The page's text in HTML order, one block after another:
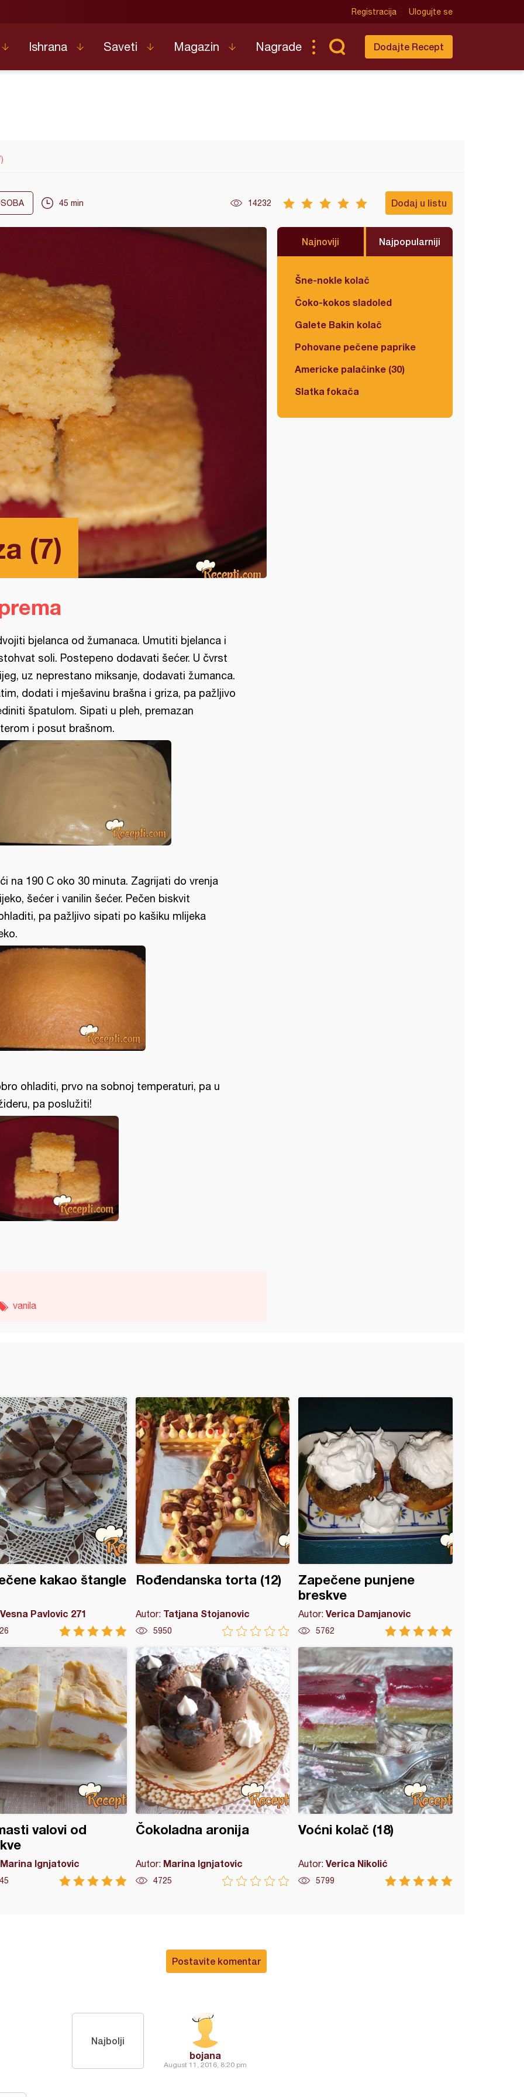
Registracija Ulogujte se
Ishrana Saveti Magazin Nagrade Dodajte Recept
45 min 14232 Dodaj u listu
(7)
Najnoviji Najpopularniji
Šne-nokle kolač
Čoko-kokos sladoled
Galete Bakin kolač
Pohovane pečene paprike
Americke palačinke (30)
Slatka fokača
bjelanca od žumanaca. Umutiti bjelanca i
soli. Postepeno dodavati šećer. U čvrst
uz neprestano miksanje, dodavati žumanca.
dodati i mješavinu brašna i griza, pa pažljivo
špatulom. Sipati u pleh, premazan
i posut brašnom.
na 190 C oko 30 minuta. Zagrijati do vrenja
šećer i vanilin šećer. Pečen biskvit
pa pažljivo sipati po kašiku mlijeka
ohladiti, prvo na sobnoj temperaturi, pa u
pa poslužiti!
vanila
kakao štangle
Vesna Pavlovic 271
Rođendanska torta (12)
Autor: Tatjana Stojanovic
5950
Zapečene punjene
breskve
Autor:Verica Damjanovic
5762
valovi od
Marina Ignjatovic
Čokoladna aronija
Autor: Marina Ignjatovic
4725
Voćni kolač (18)
Autor:Verica Nikolić
5799
Postavite komentar
bojana
August 11, 2016, 8:20 pm
Najbolji